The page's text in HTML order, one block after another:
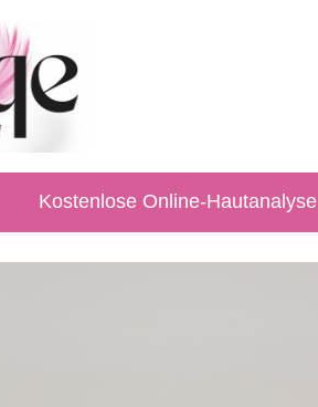
Kostenlose Online-Hautanalyse